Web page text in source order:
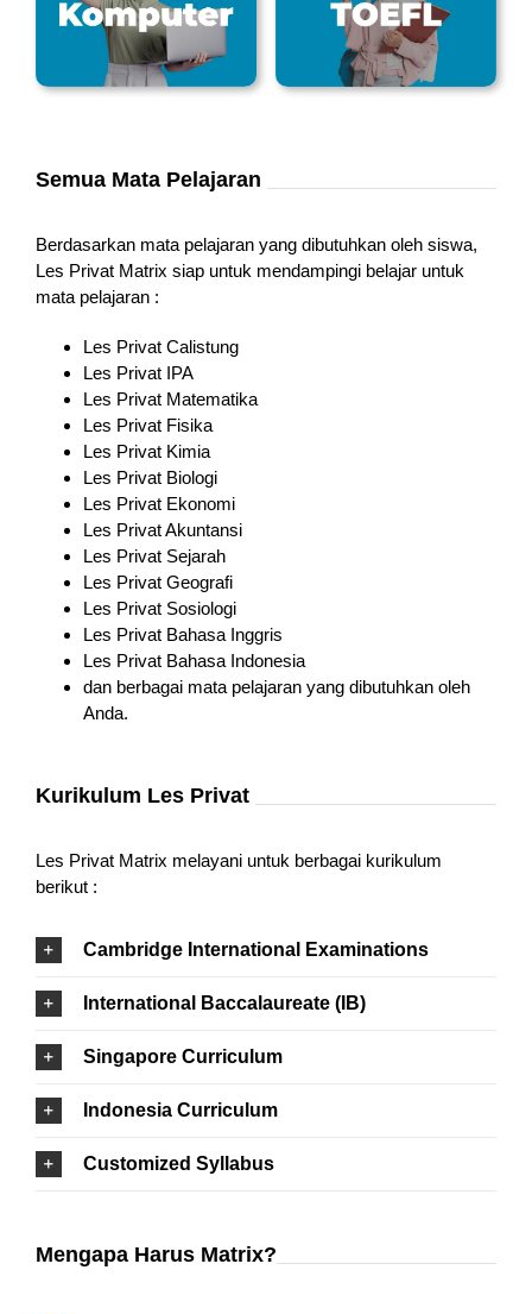
Semua Mata Pelajaran
Berdasarkan mata pelajaran yang dibutuhkan oleh siswa,
Les Privat Matrix siap untuk mendampingi belajar untuk
mata pelajaran :
Les Privat Calistung
Les Privat IPA
Les Privat Matematika
Les Privat Fisika
Les Privat Kimia
Les Privat Biologi
Les Privat Ekonomi
Les Privat Akuntansi
Les Privat Sejarah
Les Privat Geografi
Les Privat Sosiologi
Les Privat Bahasa Inggris
Les Privat Bahasa Indonesia
dan berbagai mata pelajaran yang dibutuhkan oleh
Anda.
Kurikulum Les Privat
Les Privat Matrix melayani untuk berbagai kurikulum
berikut :
Cambridge International Examinations
International Baccalaureate (IB)
Singapore Curriculum
Indonesia Curriculum
Customized Syllabus
Mengapa Harus Matrix?